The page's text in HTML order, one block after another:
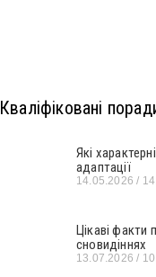
Кваліфіковані
Які
адаптації
14.05.2026
Цікаві факти
сновидіннях
13.07.2026